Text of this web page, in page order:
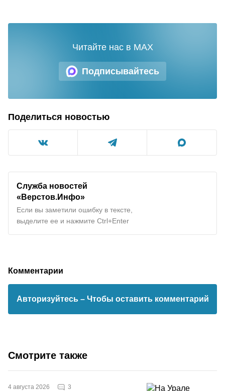
Подписывайтесь
Читайте нас в MAX
Поделиться новостью
Служба новостей
«Верстов.Инфо»
Если вы заметили ошибку в тексте,
выделите ее и нажмите Ctrl+Enter
Комментарии
Авторизуйтесь – Чтобы оставить комментарий
Смотрите также
4 августа 2026 3